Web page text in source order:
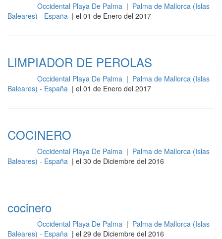
Occidental Playa De Palma | Palma de Mallorca (Islas
Baleares) - España | el 01 de Enero del 2017
LIMPIADOR DE PEROLAS
Occidental Playa De Palma | Palma de Mallorca (Islas
Baleares) - España | el 01 de Enero del 2017
COCINERO
Occidental Playa De Palma | Palma de Mallorca (Islas
Baleares) - España | el 30 de Diciembre del 2016
cocinero
Occidental Playa De Palma | Palma de Mallorca (Islas
Baleares) - España | el 29 de Diciembre del 2016